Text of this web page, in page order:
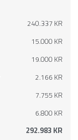
240.337 KR
15.000 KR
19.000 KR
2.166 KR
7.755 KR
6.800 KR
292.983 KR